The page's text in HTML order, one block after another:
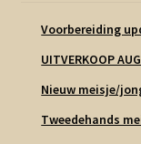
Voorbereiding
UITVERKOOP
Nieuw meisje/
Tweedehands